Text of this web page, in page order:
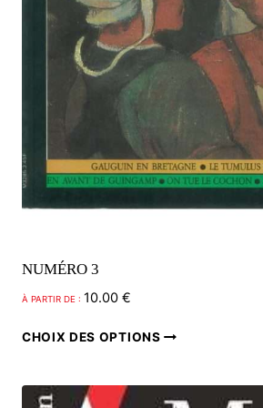
NUMÉRO 3
À PARTIR DE : 10.00 €
CHOIX DES OPTIONS
a